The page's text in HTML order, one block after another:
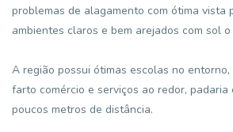
problemas de alagamento com ótima vista
ambientes claros e bem arejados com sol
A região possui ótimas escolas no
farto comércio e serviços ao redor, padaria
poucos metros de distância.